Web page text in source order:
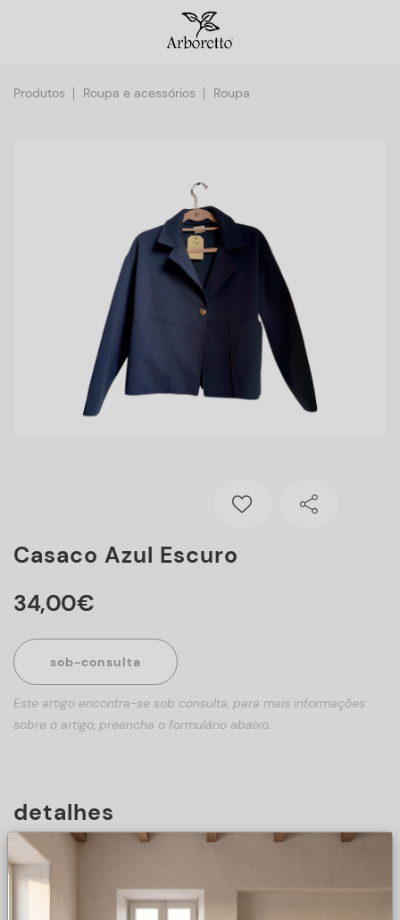
Produtos Roupa e acessórios Roupa
Casaco Azul Escuro
34,00€
sob-consulta
Este artigo encontra-se sob consulta, para mais informações
sobre o artigo, preencha o formulário abaixo.
detalhes